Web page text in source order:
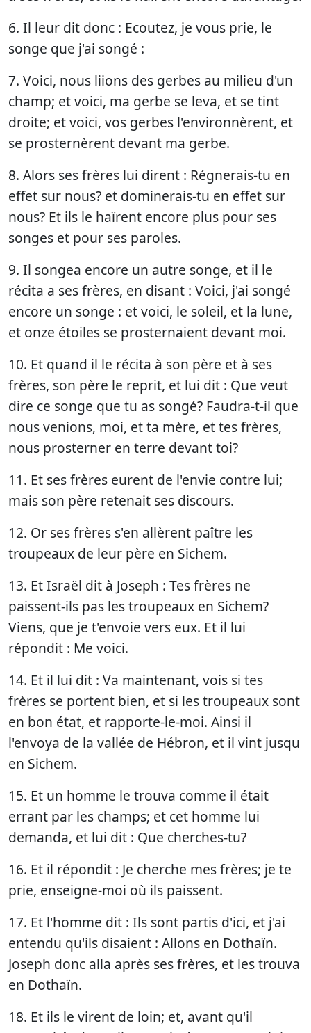
6. Il leur dit donc : Ecoutez, je vous prie, le
songe que j'ai songé :
7. Voici, nous liions des gerbes au milieu d'un
champ; et voici, ma gerbe se leva, et se tint
droite; et voici, vos gerbes l'environnèrent, et
se prosternèrent devant ma gerbe.
8. Alors ses frères lui dirent : Régnerais-tu en
effet sur nous? et dominerais-tu en effet sur
nous? Et ils le haïrent encore plus pour ses
songes et pour ses paroles.
9. Il songea encore un autre songe, et il le
récita a ses frères, en disant : Voici, j'ai songé
encore un songe : et voici, le soleil, et la lune,
et onze étoiles se prosternaient devant moi.
10. Et quand il le récita à son père et à ses
frères, son père le reprit, et lui dit : Que veut
dire ce songe que tu as songé? Faudra-t-il que
nous venions, moi, et ta mère, et tes frères,
nous prosterner en terre devant toi?
11. Et ses frères eurent de l'envie contre lui;
mais son père retenait ses discours.
12. Or ses frères s'en allèrent paître les
troupeaux de leur père en Sichem.
13. Et Israël dit à Joseph : Tes frères ne
paissent-ils pas les troupeaux en Sichem?
Viens, que je t'envoie vers eux. Et il lui
répondit : Me voici.
14. Et il lui dit : Va maintenant, vois si tes
frères se portent bien, et si les troupeaux sont
en bon état, et rapporte-le-moi. Ainsi il
l'envoya de la vallée de Hébron, et il vint jusqu
en Sichem.
15. Et un homme le trouva comme il était
errant par les champs; et cet homme lui
demanda, et lui dit : Que cherches-tu?
16. Et il répondit : Je cherche mes frères; je te
prie, enseigne-moi où ils paissent.
17. Et l'homme dit : Ils sont partis d'ici, et j'ai
entendu qu'ils disaient : Allons en Dothaïn.
Joseph donc alla après ses frères, et les trouva
en Dothaïn.
18. Et ils le virent de loin; et, avant qu'il